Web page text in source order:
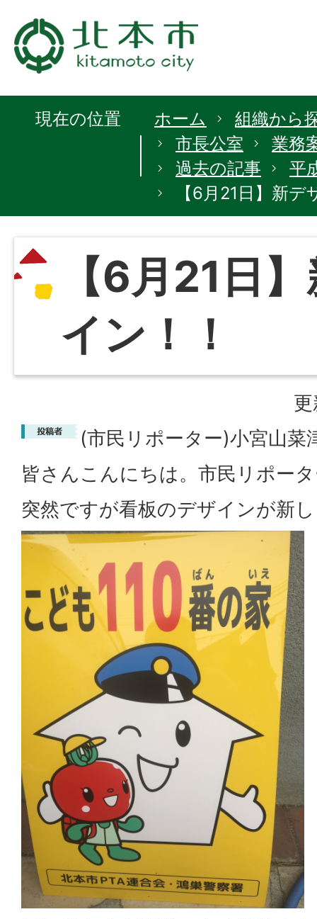
現在の位置 ホーム
組織から
市長公室
業務
過去の記事
平
【6月21日】新デ
【6月21日
イン！！
(市民リポーター)小宮山菜
皆さんこんにちは。市民リポー
突然ですが看板のデザインが新